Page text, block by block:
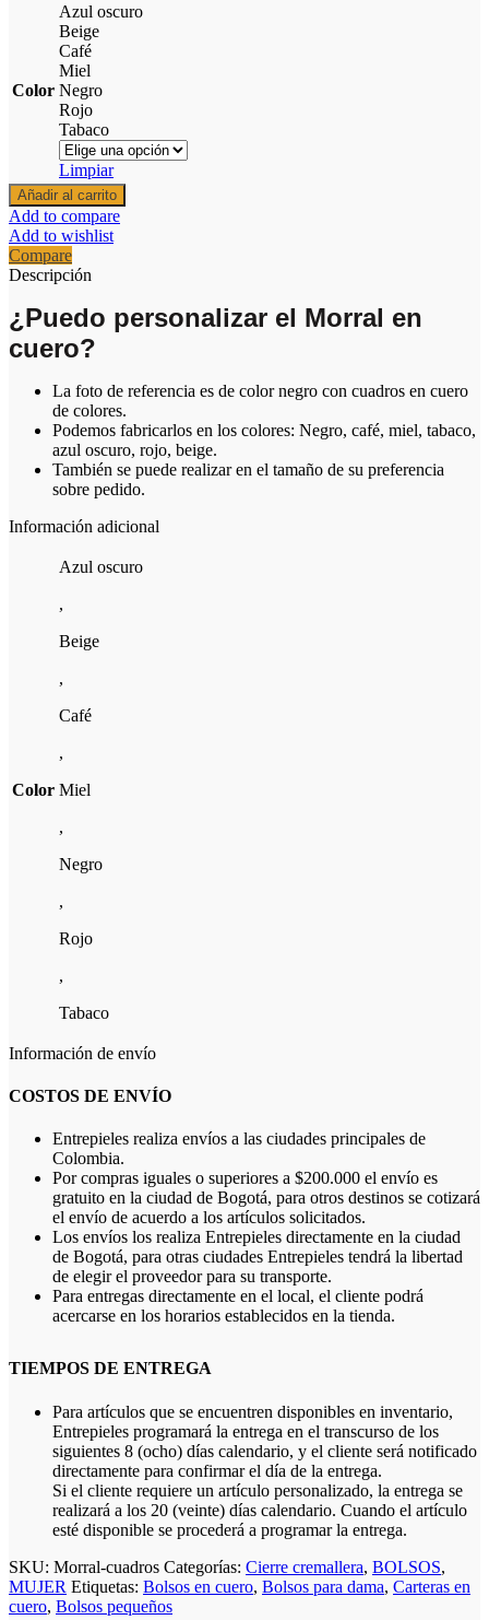
Color
Azul oscuro
Beige
Café
Miel
Negro
Rojo
Tabaco
Limpiar
Morral
cuadros
cantidad
Añadir al carrito
Add to compare
Add to wishlist
Compare
Descripción
¿Puedo personalizar el Morral en
cuero?
La foto de referencia es de color negro con cuadros en cuero
de colores.
Podemos fabricarlos en los colores: Negro, café, miel, tabaco,
azul oscuro, rojo, beige.
También se puede realizar en el tamaño de su preferencia
sobre pedido.
Información adicional
Color
Azul oscuro
,
Beige
,
Café
,
Miel
,
Negro
,
Rojo
,
Tabaco
Información de envío
COSTOS DE ENVÍO
Entrepieles realiza envíos a las ciudades principales de
Colombia.
Por compras iguales o superiores a $200.000 el envío es
gratuito en la ciudad de Bogotá, para otros destinos se cotizará
el envío de acuerdo a los artículos solicitados.
Los envíos los realiza Entrepieles directamente en la ciudad
de Bogotá, para otras ciudades Entrepieles tendrá la libertad
de elegir el proveedor para su transporte.
Para entregas directamente en el local, el cliente podrá
acercarse en los horarios establecidos en la tienda.
TIEMPOS DE ENTREGA
Para artículos que se encuentren disponibles en inventario,
Entrepieles programará la entrega en el transcurso de los
siguientes 8 (ocho) días calendario, y el cliente será notificado
directamente para confirmar el día de la entrega.
Si el cliente requiere un artículo personalizado, la entrega se
realizará a los 20 (veinte) días calendario. Cuando el artículo
esté disponible se procederá a programar la entrega.
SKU: Morral-cuadros Categorías: Cierre cremallera, BOLSOS,
MUJER Etiquetas: Bolsos en cuero, Bolsos para dama, Carteras en
cuero, Bolsos pequeños